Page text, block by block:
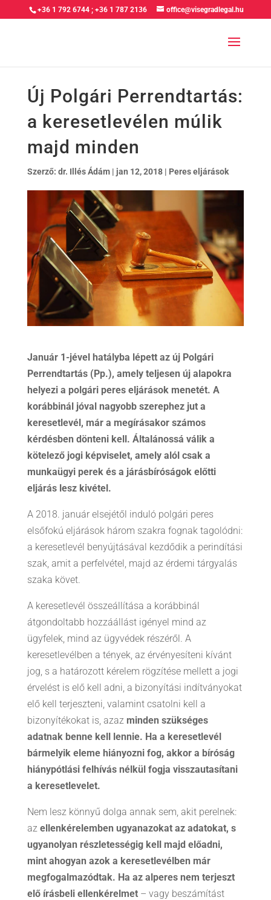
+36 1 792 6744 ;+36 1 787 2136 office@visegradlegal.hu
Új Polgári Perrendtartás:
a keresetlevélen múlik
majd minden
Szerző: dr. Illés Ádám| jan 12, 2018| Peres eljárások
Január 1-jével hatályba lépett az új Polgári
Perrendtartás (Pp.), amely teljesen új alapokra
helyezi a polgári peres eljárások menetét. A
korábbinál jóval nagyobb szerephez jut a
keresetlevél, már a megírásakor számos
kérdésben dönteni kell. Általánossá válik a
kötelező jogi képviselet, amely alól csak a
munkaügyi perek és a járásbíróságok előtti
eljárás lesz kivétel.
A 2018. január elsejétől induló polgári peres
elsőfokú eljárások három szakra fognak tagolódni:
a keresetlevél benyújtásával kezdődik a perindítási
szak, amit a perfelvétel, majd az érdemi tárgyalás
szaka követ.
A keresetlevél összeállítása a korábbinál
átgondoltabb hozzáállást igényel mind az
ügyfelek, mind az ügyvédek részéről. A
keresetlevélben a tények, az érvényesíteni kívánt
jog, s a határozott kérelem rögzítése mellett a jogi
érvelést is elő kell adni, a bizonyítási indítványokat
elő kell terjeszteni, valamint csatolni kell a
bizonyítékokat is, azaz minden szükséges
adatnak benne kell lennie. Ha a keresetlevél
bármelyik eleme hiányozni fog, akkor a bíróság
hiánypótlási felhívás nélkül fogja visszautasítani
a keresetlevelet.
Nem lesz könnyű dolga annak sem, akit perelnek:
az ellenkérelemben ugyanazokat az adatokat, s
ugyanolyan részletességig kell majd előadni,
mint ahogyan azok a keresetlevélben már
megfogalmazódtak. Ha az alperes nem terjeszt
elő írásbeli ellenkérelmet – vagy beszámítást